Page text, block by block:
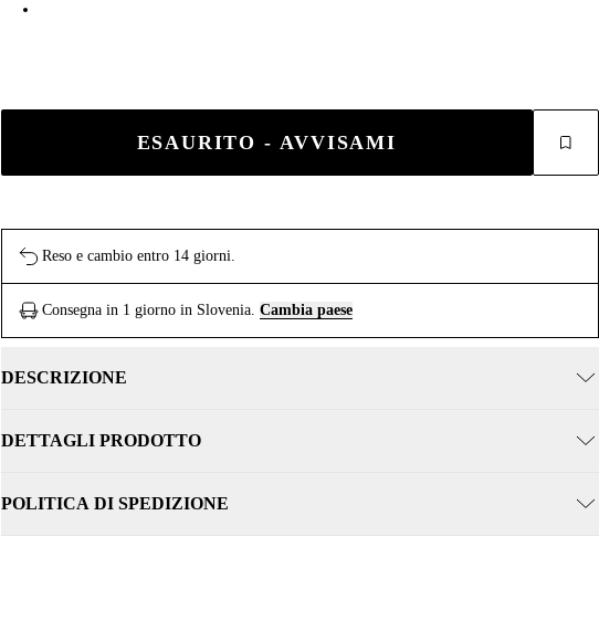
ESAURITO - AVVISAMI
Reso e cambio entro 14 giorni.
Consegna in 1 giorno in Slovenia. Cambia paese
DESCRIZIONE
DETTAGLI PRODOTTO
POLITICA DI SPEDIZIONE